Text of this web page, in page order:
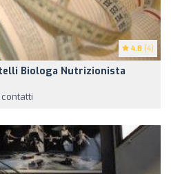
4.8 (4)
Biologa Nutrizionista